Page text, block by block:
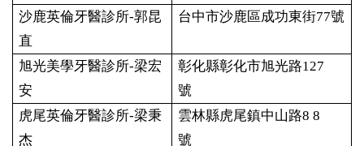
沙鹿英倫牙醫診所-郭昆
直
台中市沙鹿區成功東街77號
旭光美學牙醫診所-梁宏
安
彰化縣彰化市旭光路127
號
虎尾英倫牙醫診所-梁秉
杰
雲林縣虎尾鎮中山路8 8
號